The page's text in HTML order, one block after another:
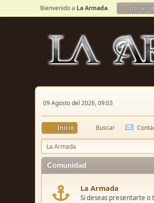
Bienvenido a La Armada. Iniciar
09 Agosto del 2026, 09:03
Inicio Buscar
La Armada
Comunidad
La Armada
Si deseas presentarte o